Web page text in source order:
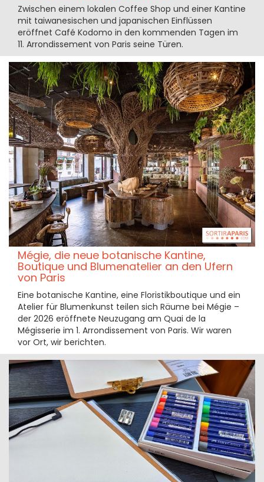
Zwischen einem lokalen Coffee Shop und einer Kantine
mit taiwanesischen und japanischen Einflüssen
eröffnet Café Kodomo in den kommenden Tagen im
11. Arrondissement von Paris seine Türen.
Mégie, die neue botanische Kantine,
Boutique und Blumenatelier an den Ufern
von Paris
Eine botanische Kantine, eine Floristikboutique und ein
Atelier für Blumenkunst teilen sich Räume bei Mégie –
der 2026 eröffnete Neuzugang am Quai de la
Mégisserie im 1. Arrondissement von Paris. Wir waren
vor Ort, wir berichten.